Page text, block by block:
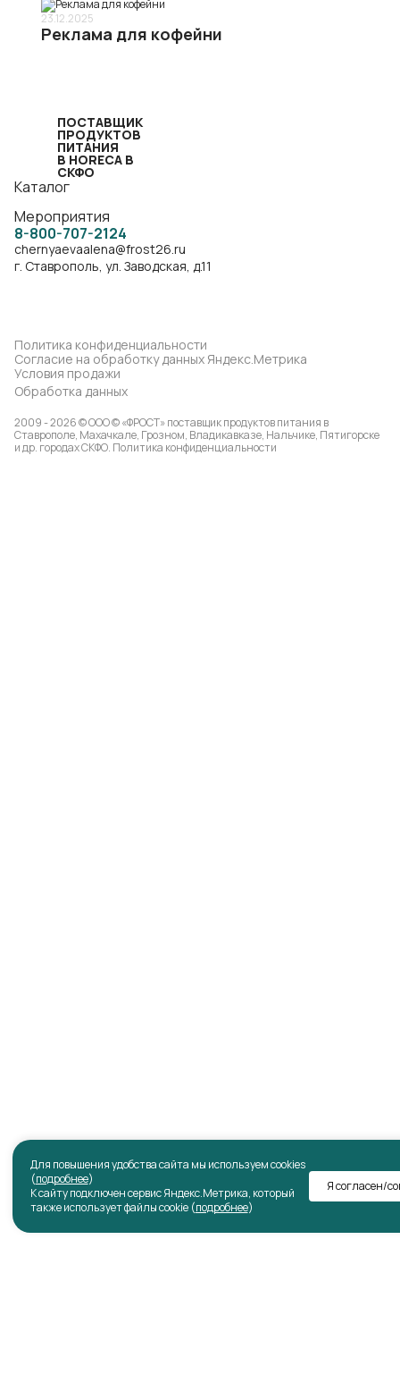
Для повышения удобства сайта мы используем cookies
(подробнее)
К сайту подключен сервис Яндекс.Метрика, который
также использует файлы cookie (подробнее)
Я согласен/
23.12.2025
Реклама для кофейни
ПОСТАВЩИК
ПРОДУКТОВ
ПИТАНИЯ
В HORECA В
СКФО
Каталог
Мероприятия
8-800-707-2124
chernyaevaalena@frost26.ru
г. Ставрополь, ул. Заводская, д.11
Политика конфиденциальности
Согласие на обработку данных Яндекс.Метрика
Условия продажи
Обработка данных
2009 - 2026 © ООО © «ФРОСТ» поставщик продуктов питания в
Ставрополе, Махачкале, Грозном, Владикавказе, Нальчике, Пятигорске
и др. городах СКФО. Политика конфиденциальности